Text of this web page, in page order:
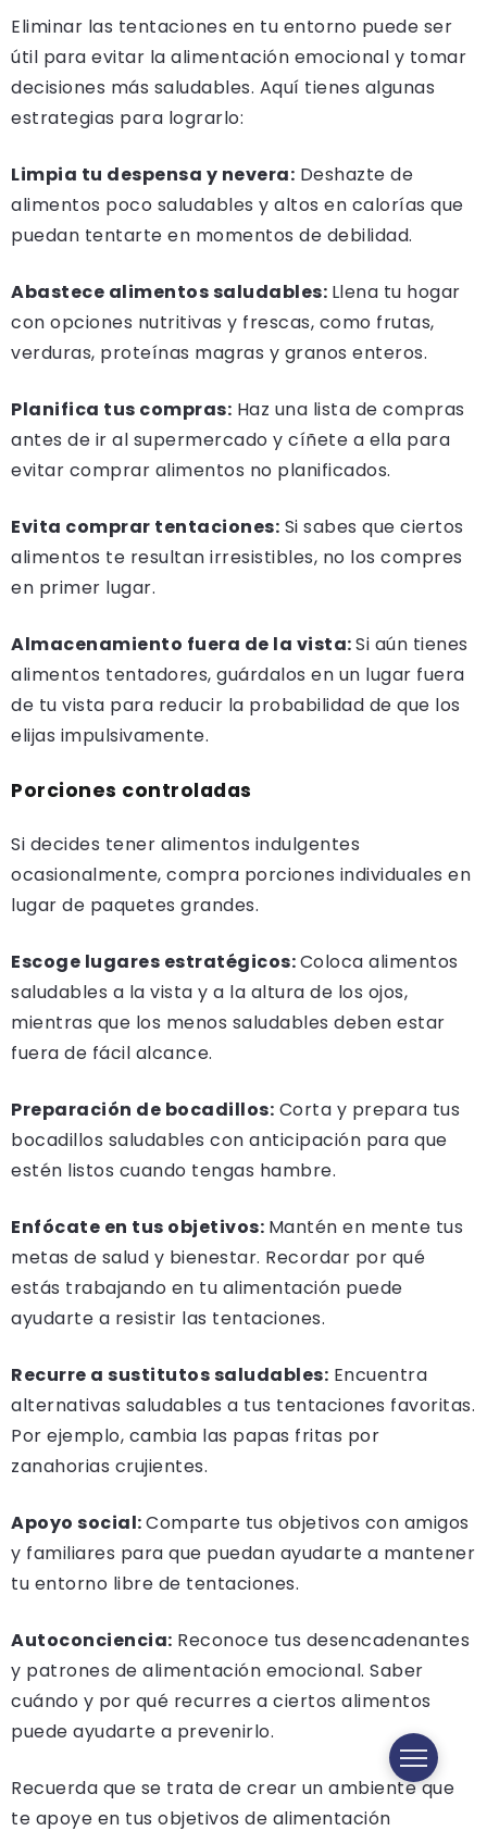
Eliminar las tentaciones en tu entorno puede ser
útil para evitar la alimentación emocional y tomar
decisiones más saludables. Aquí tienes algunas
estrategias para lograrlo:
Limpia tu despensa y nevera: Deshazte de
alimentos poco saludables y altos en calorías que
puedan tentarte en momentos de debilidad.
Abastece alimentos saludables: Llena tu hogar
con opciones nutritivas y frescas, como frutas,
verduras, proteínas magras y granos enteros.
Planifica tus compras: Haz una lista de compras
antes de ir al supermercado y cíñete a ella para
evitar comprar alimentos no planificados.
Evita comprar tentaciones: Si sabes que ciertos
alimentos te resultan irresistibles, no los compres
en primer lugar.
Almacenamiento fuera de la vista:Si aún tienes
alimentos tentadores, guárdalos en un lugar fuera
de tu vista para reducir la probabilidad de que los
elijas impulsivamente.
Porciones controladas
Si decides tener alimentos indulgentes
ocasionalmente, compra porciones individuales en
lugar de paquetes grandes.
Escoge lugares estratégicos:Coloca alimentos
saludables a la vista y a la altura de los ojos,
mientras que los menos saludables deben estar
fuera de fácil alcance.
Preparación de bocadillos: Corta y prepara tus
bocadillos saludables con anticipación para que
estén listos cuando tengas hambre.
Enfócate en tus objetivos: Mantén en mente tus
metas de salud y bienestar. Recordar por qué
estás trabajando en tu alimentación puede
ayudarte a resistir las tentaciones.
Recurre a sustitutos saludables: Encuentra
alternativas saludables a tus tentaciones favoritas.
Por ejemplo, cambia las papas fritas por
zanahorias crujientes.
Apoyo social:Comparte tus objetivos con amigos
y familiares para que puedan ayudarte a mantener
tu entorno libre de tentaciones.
Autoconciencia: Reconoce tus desencadenantes
y patrones de alimentación emocional. Saber
cuándo y por qué recurres a ciertos alimentos
puede ayudarte a prevenirlo.
Recuerda que se trata de crear un ambiente que
te apoye en tus objetivos de alimentación